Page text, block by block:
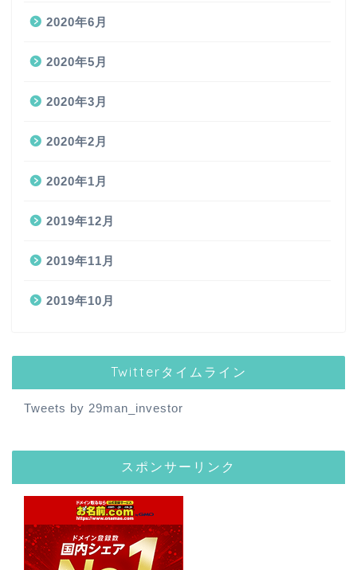
2020年6月
2020年5月
2020年3月
2020年2月
2020年1月
2019年12月
2019年11月
2019年10月
Twitterタイムライン
Tweets by 29man_investor
スポンサーリンク